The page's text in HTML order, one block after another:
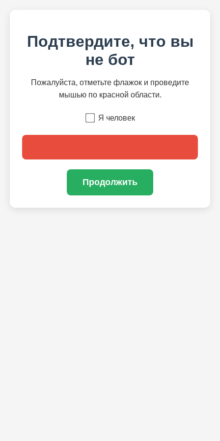
Подтвердите, что вы
не бот
Пожалуйста, отметьте флажок и проведите
мышью по красной области.
Я человек
Продолжить